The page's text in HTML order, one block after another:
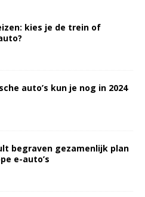
kies je de trein of
auto’s kun je nog in 2024
begraven gezamenlijk plan
e-auto’s